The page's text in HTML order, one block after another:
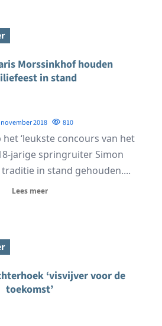
Morssinkhof houden
in stand
2018 810
het ‘leukste concours van het
jarige springruiter Simon
in stand gehouden....
Lees meer
‘visvijver voor de
toekomst’